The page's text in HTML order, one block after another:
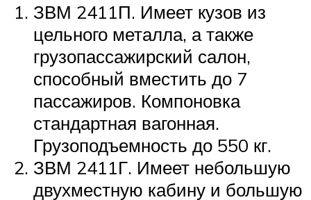
ЗВМ 2411П. Имеет кузов из
цельного металла, а также
грузопассажирский салон,
способный вместить до 7
пассажиров. Компоновка
стандартная вагонная.
Грузоподъемность до 550 кг.
ЗВМ 2411Г. Имеет небольшую
двухместную кабину и большую